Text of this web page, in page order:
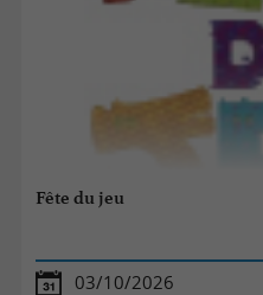
Fête du jeu
03/10/2026